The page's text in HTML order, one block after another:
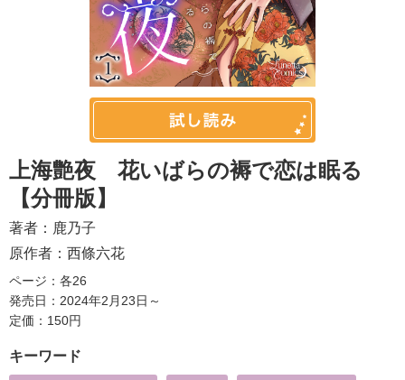
上海艶夜 花いばらの褥で恋は眠る
【分冊版】
著者： 鹿乃子
原作者： 西條六花
ページ：各26
発売日：2024年2月23日～
定価：150円
キーワード